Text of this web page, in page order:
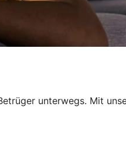
unterwegs. Mit